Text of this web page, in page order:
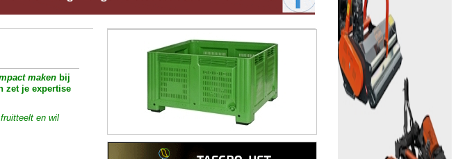
maken bij
zet je expertise
en wil